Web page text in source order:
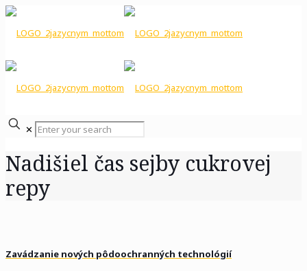
✕
Nadišiel čas sejby cukrovej
repy
Zavádzanie nových pôdoochranných technológií